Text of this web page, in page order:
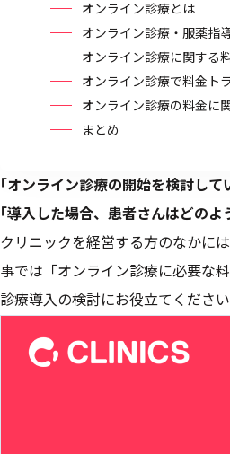
オンライン診療とは
オンライン診療・服薬指
オンライン診療に関する
オンライン診療で料金ト
オンライン診療の料金に
まとめ
｢オンライン診療の開始を検討し
｢導入した場合、患者さんはどの
クリニックを経営する方のなかに
事では「オンライン診療に必要な
診療導入の検討にお役立てください